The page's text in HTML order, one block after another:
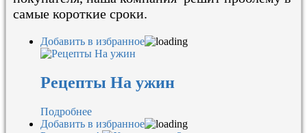
самые короткие сроки.
Добавить в избранное
Рецепты На ужин
Подробнее
Добавить в избранное